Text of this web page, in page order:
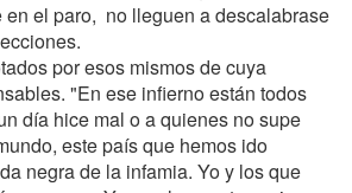
en el paro, no lleguen a descalabrase
por esos mismos de cuya
"En ese infierno están todos
día hice mal o a quienes no supe
este país que hemos ido
negra de la infamia. Yo y los que